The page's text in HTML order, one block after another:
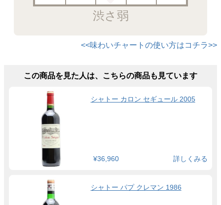
渋さ弱
<<味わいチャートの使い方はコチラ>>
この商品を見た人は、こちらの商品も見ています
シャトー カロン セギュール 2005
¥36,960 詳しくみる
シャトー パプ クレマン 1986